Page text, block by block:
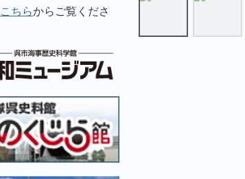
こちらからご覧くださ